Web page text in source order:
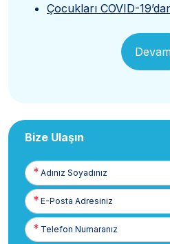
Çocukları COVID-
Bize Ulaşın
Adınız
Soyadınız
E-
Posta
Telefon
Numaranız